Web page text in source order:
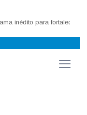
para fortalecer